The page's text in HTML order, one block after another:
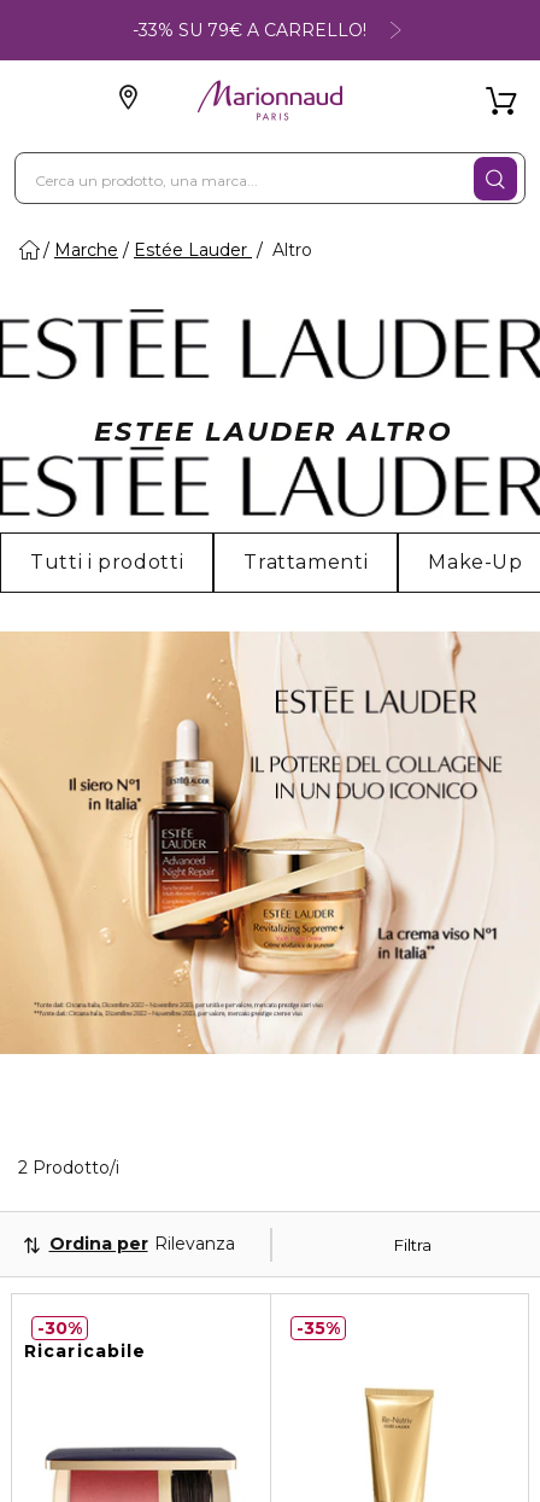
-33% SU 79€ A CARRELLO!
Marche Estée Lauder Altro
ESTEE LAUDER ALTRO
Tutti i prodotti Trattamenti Make-Up
2 Prodotto/i
Filtra
Ordina per Rilevanza
Ricaricabile
30% 35%